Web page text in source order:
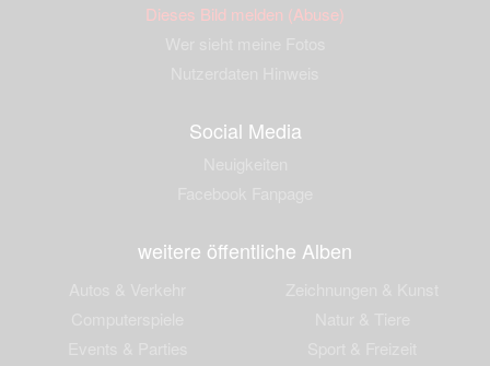
Dieses Bild melden (Abuse)
Social Media
weitere öffentliche Alben